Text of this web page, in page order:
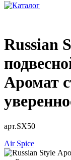
Russian
Аромат
арт.SX50
Air Spice